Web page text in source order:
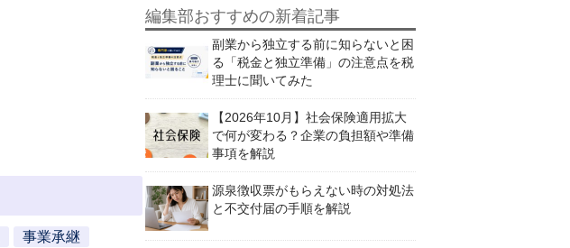
事業承継
編集部おすすめの新着記事
副業から独立する前に知らないと困
る「税金と独立準備」の注意点を税
理士に聞いてみた
【2026年10月】社会保険適用拡大
で何が変わる？企業の負担額や準備
事項を解説
源泉徴収票がもらえない時の対処法
と不交付届の手順を解説